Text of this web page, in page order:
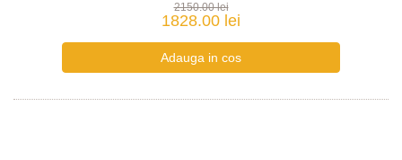
2150.00 lei
1828.00 lei